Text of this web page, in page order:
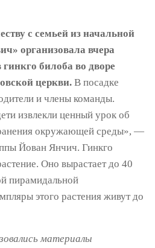
с семьей из начальной
организовала вчера
билоба во дворе
церкви. В посадке
и члены команды.
извлекли ценный урок об
окружающей среды», —
Йован Янчич. Гинкго
Оно вырастает до 40
пирамидальной
этого растения живут до
материалы